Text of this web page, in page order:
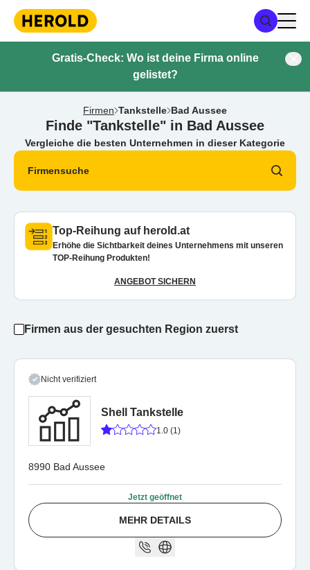
Gratis-Check: Wo ist deine Firma online
gelistet?
Firmen Tankstelle Bad Aussee
Finde "Tankstelle" in Bad Aussee
Vergleiche die besten Unternehmen in dieser Kategorie
Firmensuche
Top-Reihung auf herold.at
Erhöhe die Sichtbarkeit deines Unternehmens mit unseren
TOP-Reihung Produkten!
ANGEBOT SICHERN
Firmen aus der gesuchten Region zuerst
Nicht verifiziert
Shell Tankstelle
1.0 (1)
8990 Bad Aussee
Jetzt geöffnet
MEHR DETAILS